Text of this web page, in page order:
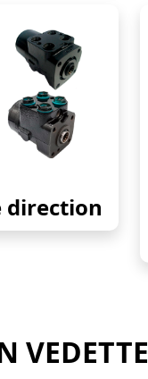
direction
VEDETTE